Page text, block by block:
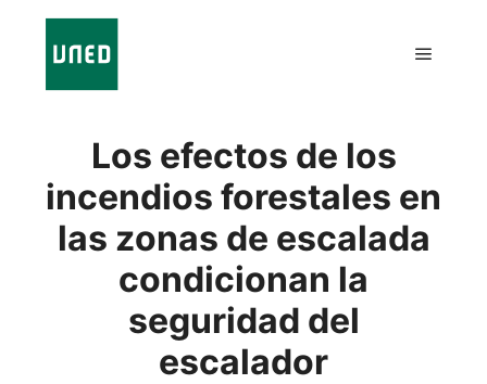
Los efectos de los
incendios forestales en
las zonas de escalada
condicionan la
seguridad del
escalador